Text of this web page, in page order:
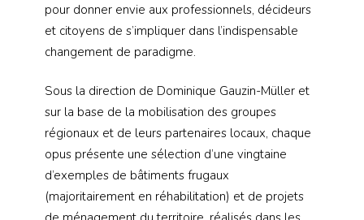
pour donner envie aux professionnels, décideurs
et citoyens de s’impliquer dans l’indispensable
changement de paradigme.
Sous la direction de Dominique Gauzin-Müller et
sur la base de la mobilisation des groupes
régionaux et de leurs partenaires locaux, chaque
opus présente une sélection d’une vingtaine
d’exemples de bâtiments frugaux
(majoritairement en réhabilitation) et de projets